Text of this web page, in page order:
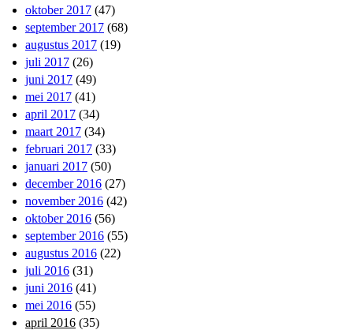
oktober 2017 (47)
september 2017 (68)
augustus 2017 (19)
juli 2017 (26)
juni 2017 (49)
mei 2017 (41)
april 2017 (34)
maart 2017 (34)
februari 2017 (33)
januari 2017 (50)
december 2016 (27)
november 2016 (42)
oktober 2016 (56)
september 2016 (55)
augustus 2016 (22)
juli 2016 (31)
juni 2016 (41)
mei 2016 (55)
april 2016 (35)